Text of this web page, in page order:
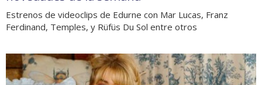
Estrenos de videoclips de Edurne con Mar Lucas, Franz
Ferdinand, Temples, y Rüfüs Du Sol entre otros